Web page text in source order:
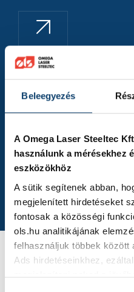
Beleegyezés
A Omega Laser Steeltec
használunk a mérésekhez
eszközökhöz
A sütik segítenek abban,
megjelenített hirdetéseket
fontosak a közösségi
ols.hu analitikájának
felhasználjuk többek között
Ads hirdetéseinkhez,
5. Tapasztalat
Csapatunk több
rendelkezik, biztosítva a
kivitelezést.
Győződjön meg róla Ön